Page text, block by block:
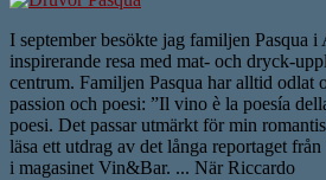
I september besökte jag familjen Pasqua
inspirerande resa med mat- och dryck-
centrum. Familjen Pasqua har alltid odlat
passion och poesi: ”Il vino è la poesía
poesi. Det passar utmärkt för min
läsa ett utdrag av det långa reportaget
i magasinet Vin&Bar. ... När Riccardo